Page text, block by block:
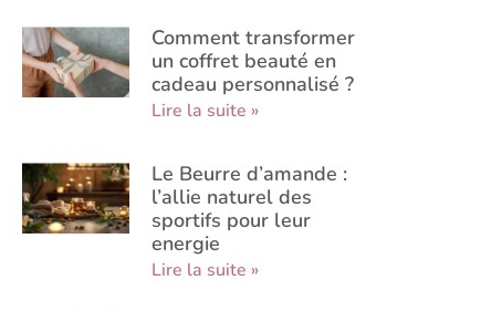
Comment transformer
un coffret beauté en
cadeau personnalisé ?
Lire la suite »
Le Beurre d’amande :
l’allie naturel des
sportifs pour leur
energie
Lire la suite »